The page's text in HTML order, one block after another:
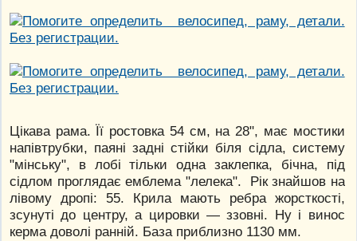
Цікава рама. Її ростовка 54 см, на 28", має мостики
напівтрубки, паяні задні стійки біля сідла, систему
"мінську", в лобі тільки одна заклепка, бічна, під
сідлом проглядає емблема "лелека". Рік знайшов на
лівому дропі: 55. Крила мають ребра жорсткості,
зсунуті до центру, а цировки — ззовні. Ну і винос
керма доволі ранній. База приблизно 1130 мм.